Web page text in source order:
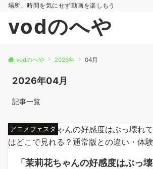
場所、時間を気にせず動画を楽しもう
vodのへや
vodのへや 2026年 04月
2026年04月
記事一覧
アニメフェスタ
「茉莉花ちゃんの好感度はぶっ